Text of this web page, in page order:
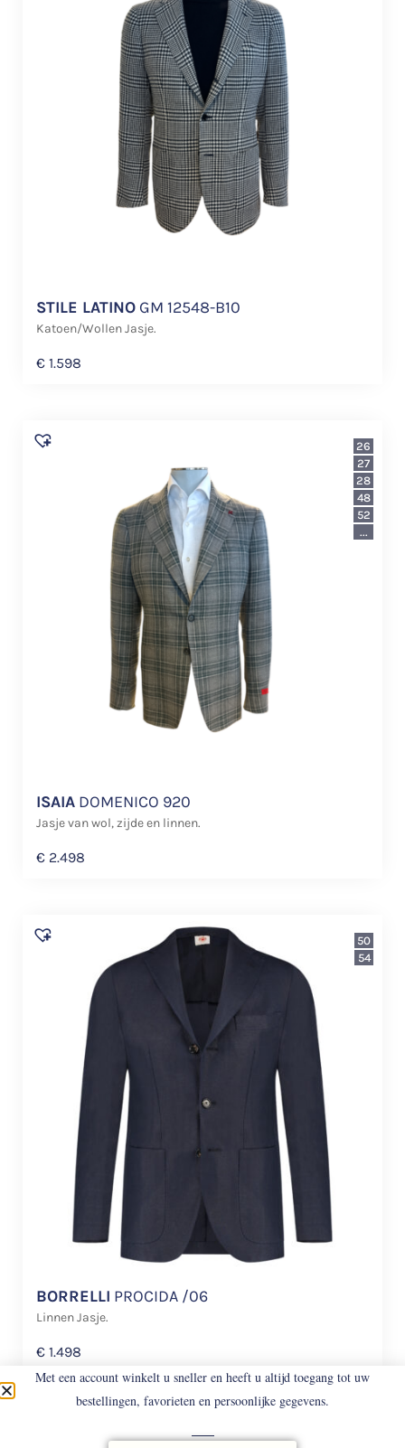
STILE LATINO GM 12548-B10
Katoen/Wollen Jasje.
€ 1.598
ISAIA DOMENICO 920
Jasje van wol, zijde en linnen.
€ 2.498
26
27
28
48
52
...
BORRELLI PROCIDA /06
Linnen Jasje.
€ 1.498
50
54
Met een account winkelt u sneller en heeft u altijd toegang tot uw
bestellingen, favorieten en persoonlijke gegevens.